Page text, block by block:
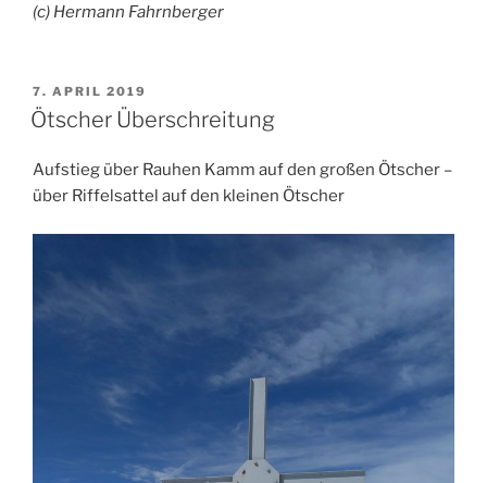
(c) Hermann Fahrnberger
VERÖFFENTLICHT
AM
7. APRIL 2019
Ötscher Überschreitung
Aufstieg über Rauhen Kamm auf den großen Ötscher –
über Riffelsattel auf den kleinen Ötscher